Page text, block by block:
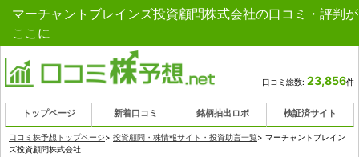
マーチャントブレインズ投資顧問株式会社の口コミ・評判が
ここに
口コミ総数: 23,856件
トップページ 新着口コミ 銘柄抽出ロボ 検証済サイト
口コミ株予想トップページ> 投資顧問・株情報サイト・投資助言一覧> マーチャントブレイン
ズ投資顧問株式会社